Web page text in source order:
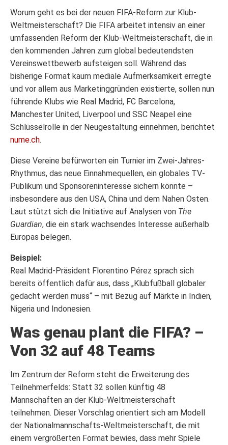
Worum geht es bei der neuen FIFA-Reform zur Klub-
Weltmeisterschaft? Die FIFA arbeitet intensiv an einer
umfassenden Reform der Klub-Weltmeisterschaft, die in
den kommenden Jahren zum global bedeutendsten
Vereinswettbewerb aufsteigen soll. Während das
bisherige Format kaum mediale Aufmerksamkeit erregte
und vor allem aus Marketinggründen existierte, sollen nun
führende Klubs wie Real Madrid, FC Barcelona,
Manchester United, Liverpool und SSC Neapel eine
Schlüsselrolle in der Neugestaltung einnehmen, berichtet
nume.ch.
Diese Vereine befürworten ein Turnier im Zwei-Jahres-
Rhythmus, das neue Einnahmequellen, ein globales TV-
Publikum und Sponsoreninteresse sichern könnte –
insbesondere aus den USA, China und dem Nahen Osten.
Laut stützt sich die Initiative auf Analysen von The
Guardian, die ein stark wachsendes Interesse außerhalb
Europas belegen.
Beispiel:
Real Madrid-Präsident Florentino Pérez sprach sich
bereits öffentlich dafür aus, dass „Klubfußball globaler
gedacht werden muss“ – mit Bezug auf Märkte in Indien,
Nigeria und Indonesien.
Was genau plant die FIFA? –
Von 32 auf 48 Teams
Im Zentrum der Reform steht die Erweiterung des
Teilnehmerfelds: Statt 32 sollen künftig 48
Mannschaften an der Klub-Weltmeisterschaft
teilnehmen. Dieser Vorschlag orientiert sich am Modell
der Nationalmannschafts-Weltmeisterschaft, die mit
einem vergrößerten Format bewies, dass mehr Spiele